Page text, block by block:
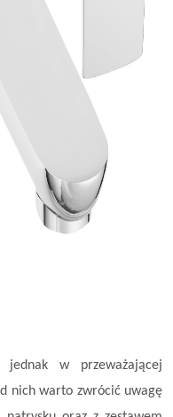
jednak w przeważającej
nich warto zwrócić uwagę